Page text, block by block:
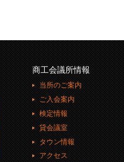
商工会議所情報
当所のご案内
ご入会案内
検定情報
貸会議室
タウン情報
アクセス